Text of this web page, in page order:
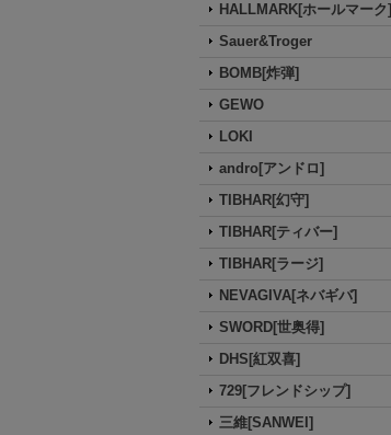
HALLMARK[ホールマーク]
Sauer&Troger
BOMB[炸弾]
GEWO
LOKI
andro[アンドロ]
TIBHAR[幻守]
TIBHAR[ティバー]
TIBHAR[ラージ]
NEVAGIVA[ネバギバ]
SWORD[世奥得]
DHS[紅双喜]
729[フレンドシップ]
三維[SANWEI]